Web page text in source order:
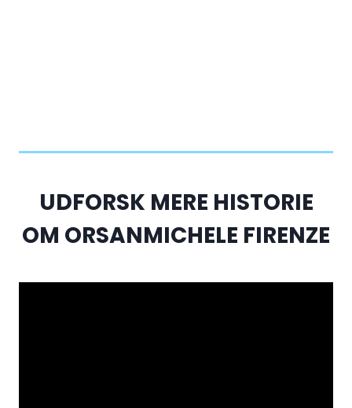
UDFORSK MERE HISTORIE
OM ORSANMICHELE FIRENZE